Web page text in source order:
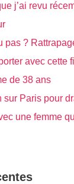
j’ai revu
pas ?
avec cette
de 38 ans
sur Paris pour
une femme